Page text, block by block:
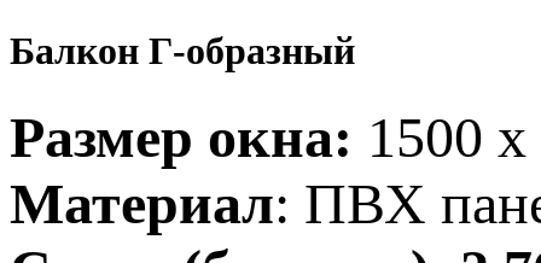
Балкон Г-образный
Размер окна: 1500
Материал: ПВХ